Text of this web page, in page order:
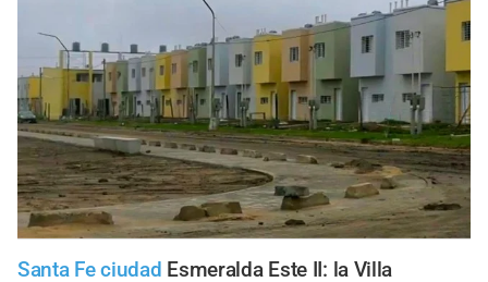
Santa Fe ciudad Esmeralda Este II: la Villa